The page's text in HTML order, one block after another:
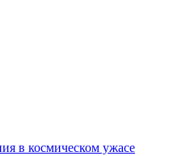
в космическом ужасе